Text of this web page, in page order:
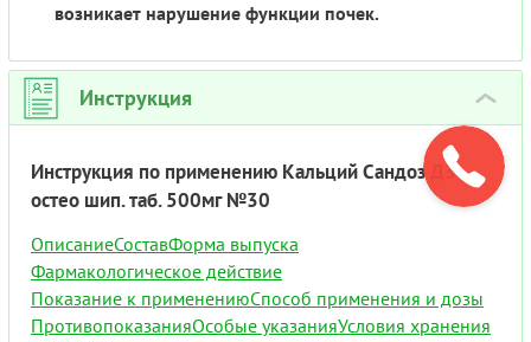
возникает нарушение функции почек.
Инструкция ›
Инструкция по применению Кальций Сандоз Д3
остео шип. таб. 500мг №30
ОписаниеСоставФорма выпуска
Фармакологическое действие
Показание к применениюСпособ применения и дозы
ПротивопоказанияОсобые указанияУсловия хранения